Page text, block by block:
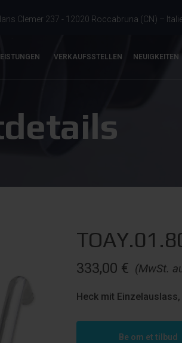
Clemer 237 - 12020 Roccabruna (CN) –
VERKAUFSSTELLEN NEUIGKEITEN
(MwSt.
333,00 €
Heck mit
Be om et tilbud